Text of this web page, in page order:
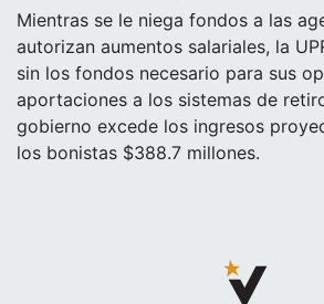
Mientras se le niega fondos a las
autorizan aumentos salariales, la
sin los fondos necesario para sus
aportaciones a los sistemas de
gobierno excede los ingresos
los bonistas $388.7 millones.